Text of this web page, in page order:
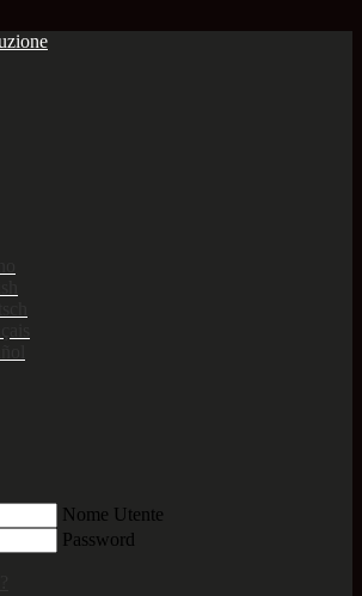
Nome Utente
Password